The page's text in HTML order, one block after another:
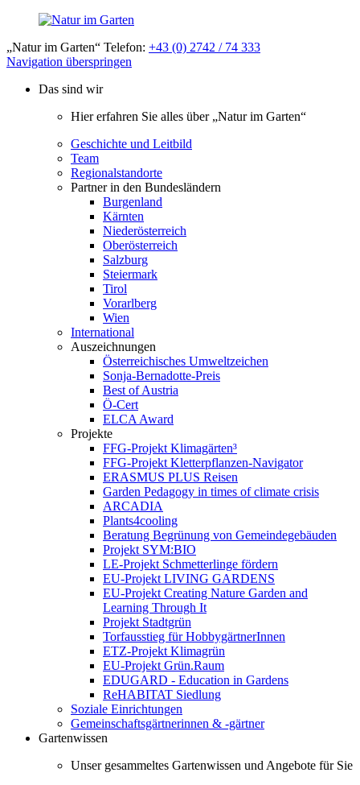
„Natur im Garten“ Telefon: +43 (0) 2742 / 74 333
Navigation überspringen
Das sind wir
Hier erfahren Sie alles über „Natur im Garten“
Geschichte und Leitbild
Team
Regionalstandorte
Partner in den Bundesländern
Burgenland
Kärnten
Niederösterreich
Oberösterreich
Salzburg
Steiermark
Tirol
Vorarlberg
Wien
International
Auszeichnungen
Österreichisches Umweltzeichen
Sonja-Bernadotte-Preis
Best of Austria
Ö-Cert
ELCA Award
Projekte
FFG-Projekt Klimagärten³
FFG-Projekt Kletterpflanzen-Navigator
ERASMUS PLUS Reisen
Garden Pedagogy in times of climate crisis
ARCADIA
Plants4cooling
Beratung Begrünung von Gemeindegebäuden
Projekt SYM:BIO
LE-Projekt Schmetterlinge fördern
EU-Projekt LIVING GARDENS
EU-Projekt Creating Nature Garden and
Learning Through It
Projekt Stadtgrün
Torfausstieg für HobbygärtnerInnen
ETZ-Projekt Klimagrün
EU-Projekt Grün.Raum
EDUGARD - Education in Gardens
ReHABITAT Siedlung
Soziale Einrichtungen
Gemeinschaftsgärtnerinnen & -gärtner
Gartenwissen
Unser gesammeltes Gartenwissen und Angebote für Sie